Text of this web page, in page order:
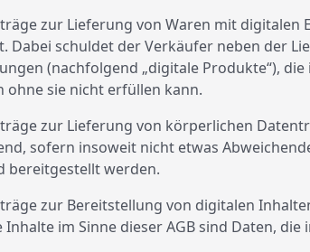
zur Lieferung von Waren mit
Dabei schuldet der Verkäufer neben der
(nachfolgend „digitale Produkte“),
ohne sie nicht erfüllen kann.
zur Lieferung von körperlichen
sofern insoweit nicht etwas
bereitgestellt werden.
zur Bereitstellung von digitalen
Inhalte im Sinne dieser AGB sind Daten,